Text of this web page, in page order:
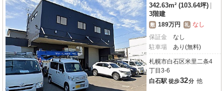
の機会にご検討ください。
342.63m² (103.64坪)
3階建
敷 189万円 礼 なし
保証金
なし
駐車場
あり(無料)
札幌市白石区米里二条4
丁目3-6
白石駅 徒歩32分 他